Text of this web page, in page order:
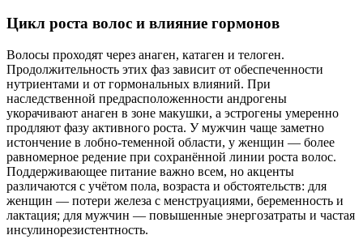
Цикл роста волос и влияние гормонов
Волосы проходят через анаген, катаген и телоген.
Продолжительность этих фаз зависит от обеспеченности
нутриентами и от гормональных влияний. При
наследственной предрасположенности андрогены
укорачивают анаген в зоне макушки, а эстрогены умеренно
продляют фазу активного роста. У мужчин чаще заметно
истончение в лобно‑теменной области, у женщин — более
равномерное редение при сохранённой линии роста волос.
Поддерживающее питание важно всем, но акценты
различаются с учётом пола, возраста и обстоятельств: для
женщин — потери железа с менструациями, беременность и
лактация; для мужчин — повышенные энергозатраты и частая
инсулинорезистентность.